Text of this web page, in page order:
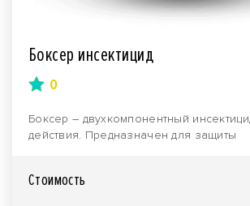
Боксер инсектицид
0
Боксер – двухкомпонентный
действия. Предназначен для защиты
Стоимость